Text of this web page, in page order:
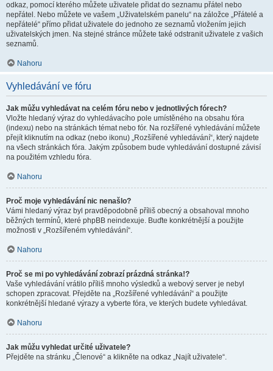
odkaz, pomocí kterého můžete uživatele přidat do seznamu přátel nebo
nepřátel. Nebo můžete ve vašem „Uživatelském panelu“ na záložce „Přátelé a
nepřátelé“ přímo přidat uživatele do jednoho ze seznamů vložením jejich
uživatelských jmen. Na stejné stránce můžete také odstranit uživatele z vašich
seznamů.
Nahoru
Vyhledávání ve fóru
Jak můžu vyhledávat na celém fóru nebo v jednotlivých fórech?
Vložte hledaný výraz do vyhledávacího pole umístěného na obsahu fóra
(indexu) nebo na stránkách témat nebo fór. Na rozšířené vyhledávání můžete
přejít kliknutím na odkaz (nebo ikonu) „Rozšířené vyhledávání“, který najdete
na všech stránkách fóra. Jakým způsobem bude vyhledávání dostupné závisí
na použitém vzhledu fóra.
Nahoru
Proč moje vyhledávání nic nenašlo?
Vámi hledaný výraz byl pravděpodobně příliš obecný a obsahoval mnoho
běžných termínů, které phpBB neindexuje. Buďte konkrétnější a použijte
možnosti v „Rozšířeném vyhledávání“.
Nahoru
Proč se mi po vyhledávání zobrazí prázdná stránka!?
Vaše vyhledávání vrátilo příliš mnoho výsledků a webový server je nebyl
schopen zpracovat. Přejděte na „Rozšířené vyhledávání“ a použijte
konkrétnější hledané výrazy a vyberte fóra, ve kterých budete vyhledávat.
Nahoru
Jak můžu vyhledat určité uživatele?
Přejděte na stránku „Členové“ a klikněte na odkaz „Najít uživatele“.